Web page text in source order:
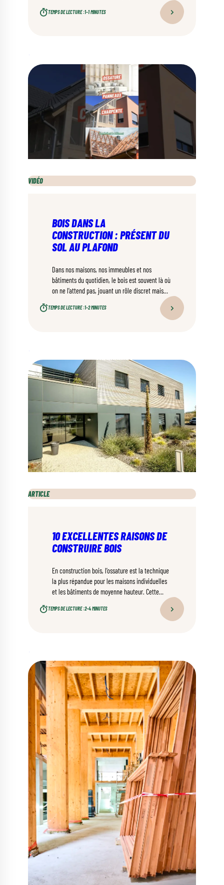
structurelles.
TEMPS DE LECTURE :1–1 MINUTES
VIDÉO
BOIS DANS LA
CONSTRUCTION : PRÉSENT DU
SOL AU PLAFOND
Dans nos maisons, nos immeubles et nos
bâtiments du quotidien, le bois est souvent là où
on ne l’attend pas, jouant un rôle discret mais
fondamental dans la structure, le confort et la
durabilité.
TEMPS DE LECTURE :1–2 MINUTES
ARTICLE
10 EXCELLENTES RAISONS DE
CONSTRUIRE BOIS
En construction bois, l’ossature est la technique
la plus répandue pour les maisons individuelles
et les bâtiments de moyenne hauteur. Cette
prescripteurs autant par sa légèreté et sa
TEMPS DE LECTURE :2–4 MINUTES